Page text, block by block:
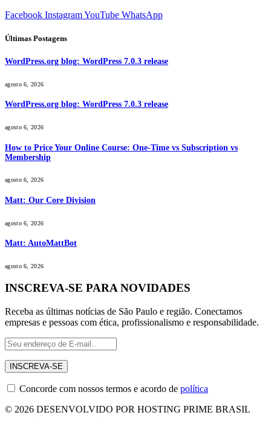
Facebook InstagramYouTube WhatsApp
Últimas Postagens
WordPress.org blog: WordPress 7.0.3 release
agosto 6, 2026
WordPress.org blog: WordPress 7.0.3 release
agosto 6, 2026
How to Price Your Online Course: One-Time vs Subscription vs
Membership
agosto 6, 2026
Matt: Our Core Division
agosto 6, 2026
Matt: AutoMattBot
agosto 6, 2026
INSCREVA-SE PARA NOVIDADES
Receba as últimas notícias de São Paulo e região. Conectamos
empresas e pessoas com ética, profissionalismo e responsabilidade.
Concorde com nossos termos e acordo de política
© 2026 DESENVOLVIDO POR HOSTING PRIME BRASIL